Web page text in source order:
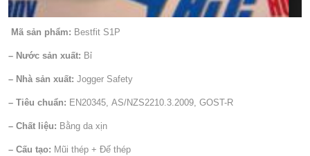
Mã sản phẩm: Bestfit S1P
– Nước sản xuất: Bỉ
– Nhà sản xuất: Jogger Safety
– Tiêu chuẩn: EN20345, AS/NZS2210.3.2009, GOST-R
– Chất liệu: Bằng da xịn
– Cấu tạo: Mũi thép + Đế thép